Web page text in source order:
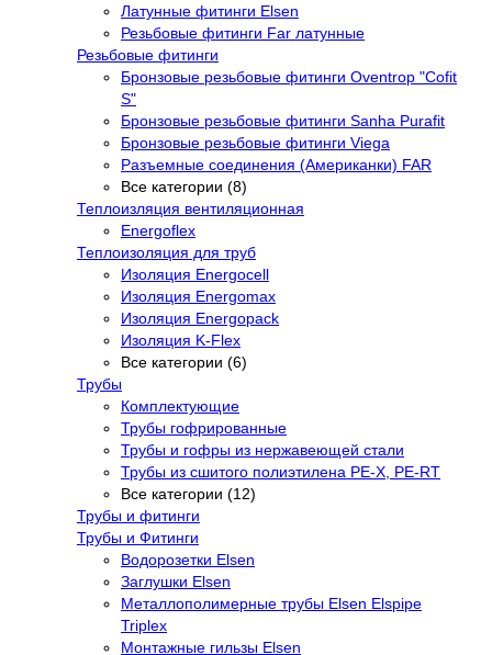
Латунные фитинги Elsen
Резьбовые фитинги Far латунные
Резьбовые фитинги
Бронзовые резьбовые фитинги Oventrop "Cofit
S"
Бронзовые резьбовые фитинги Sanha Purafit
Бронзовые резьбовые фитинги Viega
Разъемные соединения (Американки) FAR
Все категории (8)
Теплоизляция вентиляционная
Energoflex
Теплоизоляция для труб
Изоляция Energocell
Изоляция Energomax
Изоляция Energopack
Изоляция K-Flex
Все категории (6)
Трубы
Комплектующие
Трубы гофрированные
Трубы и гофры из нержавеющей стали
Трубы из сшитого полиэтилена PE-X, PE-RT
Все категории (12)
Трубы и фитинги
Трубы и Фитинги
Водорозетки Elsen
Заглушки Elsen
Металлополимерные трубы Elsen Elspipe
Triplex
Монтажные гильзы Elsen